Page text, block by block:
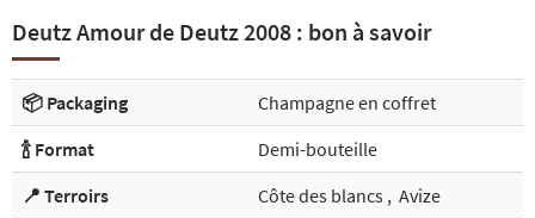
Deutz Amour de Deutz 2008 : bon à savoir
📦 Packaging
Champagne en coffret
🍾 Format
Demi-bouteille
📍 Terroirs
Côte des blancs , Avize